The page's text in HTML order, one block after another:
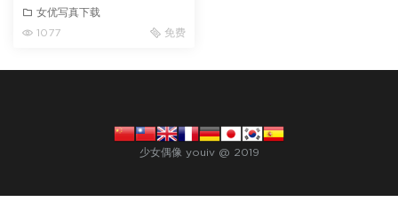
ノユビトマレ BD
女优写真下载
1077
免费
少女偶像 youiv @ 2019